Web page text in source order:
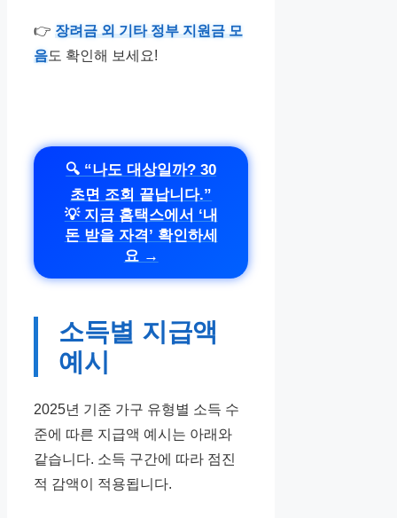
👉 장려금 외 기타 정부 지원금 모
음도 확인해 보세요!
🔍 “나도 대상일까? 30
초면 조회 끝납니다.”
💡 지금 홈택스에서 ‘내
돈 받을 자격’ 확인하세
요 →
소득별 지급액
예시
2025년 기준 가구 유형별 소득 수
준에 따른 지급액 예시는 아래와
같습니다. 소득 구간에 따라 점진
적 감액이 적용됩니다.